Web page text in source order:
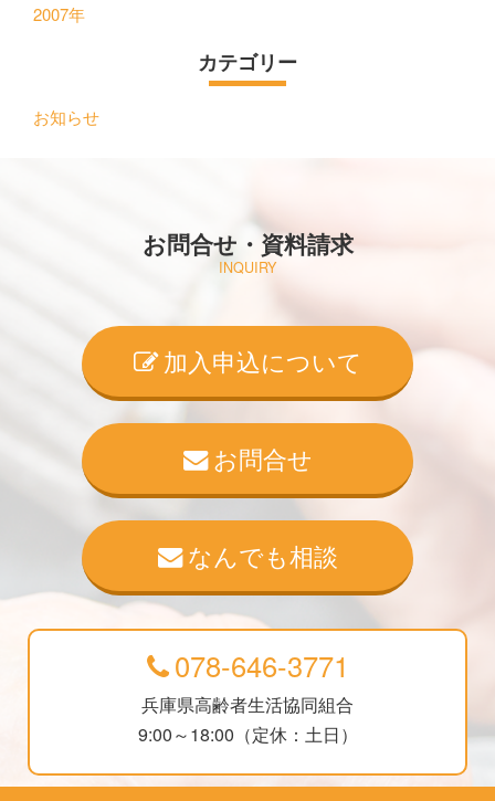
2007年
カテゴリー
お知らせ
お問合せ・資料請求
INQUIRY
加入申込について
お問合せ
なんでも相談
078-646-3771
兵庫県高齢者生活協同組合
9:00～18:00（定休：土日）